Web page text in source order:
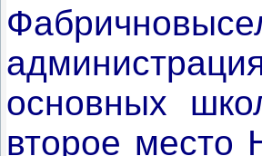
основных
второе место